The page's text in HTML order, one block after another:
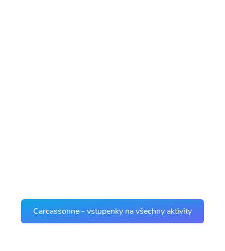
Carcassonne - vstupenky na všechny aktivity